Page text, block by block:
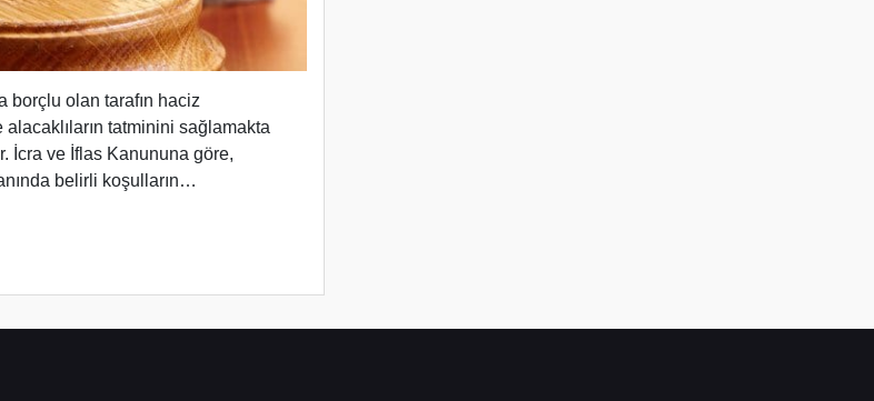
borçlu olan tarafın haciz
tatminini sağlamakta
İcra ve İflas Kanununa göre,
belirli koşulların…